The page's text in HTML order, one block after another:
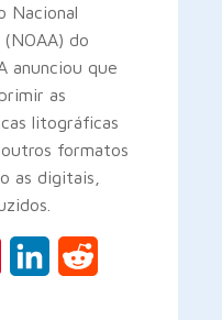
Nacional
do
anunciou que
as
litográficas
formatos
as digitais,
PinterestLinkedIn